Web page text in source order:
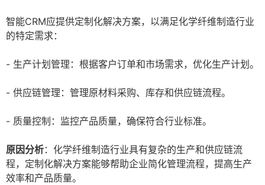
智能CRM应提供定制化解决方案，以满足化学纤维制造行业
的特定需求：
- 生产计划管理：根据客户订单和市场需求，优化生产计划。
- 供应链管理：管理原材料采购、库存和供应链流程。
- 质量控制：监控产品质量，确保符合行业标准。
原因分析：化学纤维制造行业具有复杂的生产和供应链流
程，定制化解决方案能够帮助企业简化管理流程，提高生产
效率和产品质量。